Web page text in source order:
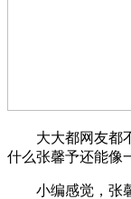
大大都网友都不
什么张馨予还能像
小编感觉，张馨